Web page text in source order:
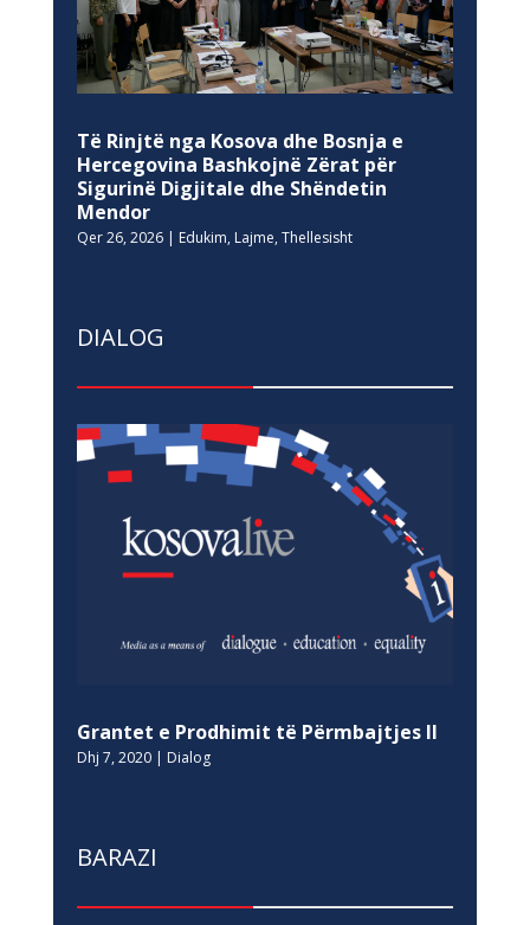
Të Rinjtë nga Kosova dhe Bosnja e
Hercegovina Bashkojnë Zërat për
Sigurinë Digjitale dhe Shëndetin
Mendor
Qer 26, 2026| Edukim, Lajme, Thellesisht
DIALOG
Grantet e Prodhimit të Përmbajtjes II
Dhj 7, 2020| Dialog
BARAZI